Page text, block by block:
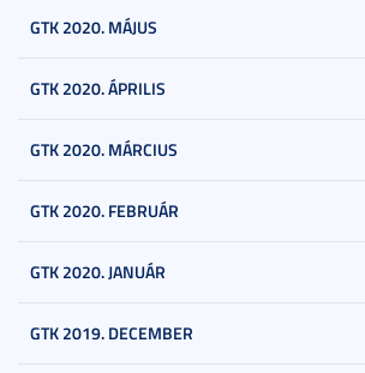
GTK 2020. MÁJUS
GTK 2020. ÁPRILIS
GTK 2020. MÁRCIUS
GTK 2020. FEBRUÁR
GTK 2020. JANUÁR
GTK 2019. DECEMBER